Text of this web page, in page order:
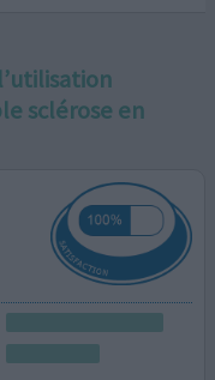
sclérose en